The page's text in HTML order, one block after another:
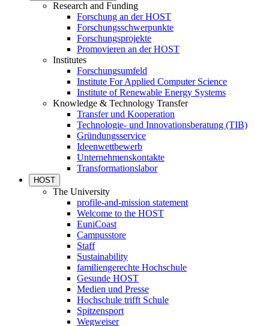
Research and Funding
Forschung an der HOST
Forschungsschwerpunkte
Forschungsprojekte
Promovieren an der HOST
Institutes
Forschungsumfeld
Institute For Applied Computer Science
Institute of Renewable Energy Systems
Knowledge & Technology Transfer
Transfer und Kooperation
Technologie- und Innovationsberatung (TIB)
Gründungsservice
Ideenwettbewerb
Unternehmenskontakte
Transformationslabor
HOST
The University
profile-and-mission statement
Welcome to the HOST
EuniCoast
Campusstore
Staff
Sustainability
familiengerechte Hochschule
Gesunde HOST
Medien und Presse
Hochschule trifft Schule
Spitzensport
Wegweiser